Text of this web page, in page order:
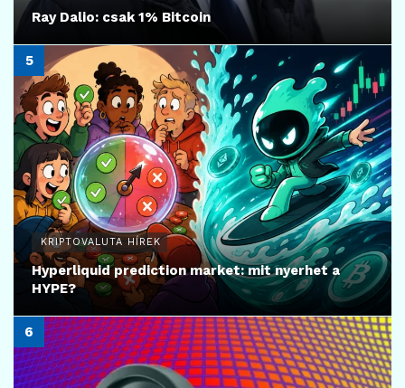
Ray Dalio: csak 1% Bitcoin
KRIPTOVALUTA HÍREK
Hyperliquid prediction market: mit nyerhet a
HYPE?